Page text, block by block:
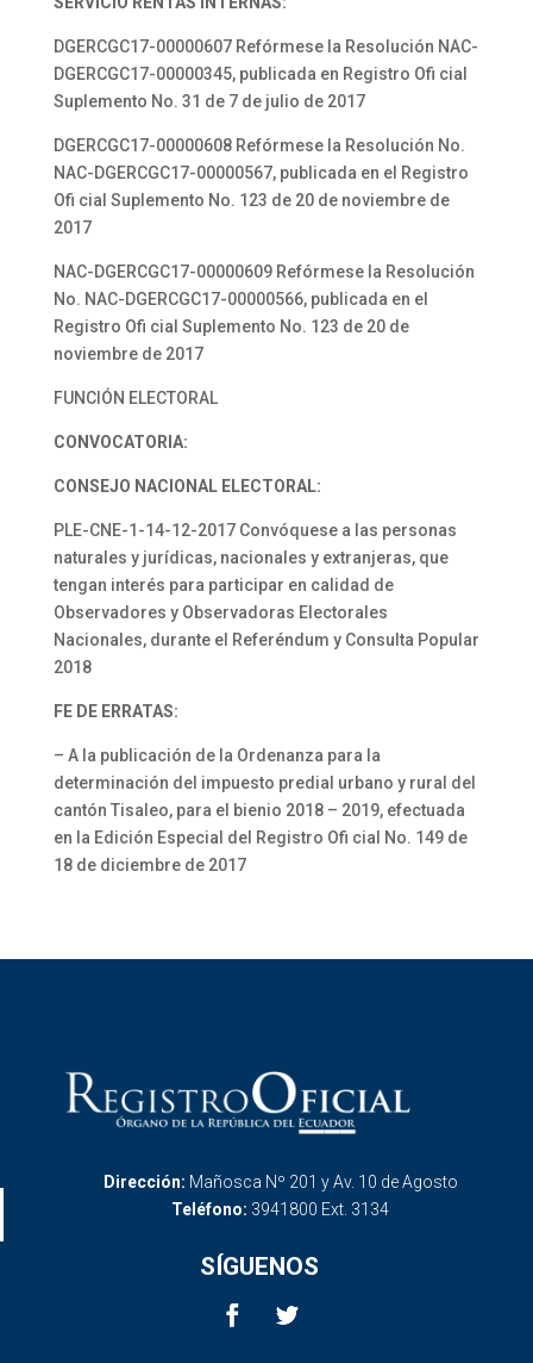
DGERCGC17-00000607 Refórmese la Resolución NAC-
DGERCGC17-00000345, publicada en Registro Ofi cial
Suplemento No. 31 de 7 de julio de 2017
DGERCGC17-00000608 Refórmese la Resolución No.
NAC-DGERCGC17-00000567, publicada en el Registro
Ofi cial Suplemento No. 123 de 20 de noviembre de
2017
NAC-DGERCGC17-00000609 Refórmese la Resolución
No. NAC-DGERCGC17-00000566, publicada en el
Registro Ofi cial Suplemento No. 123 de 20 de
noviembre de 2017
FUNCIÓN ELECTORAL
CONVOCATORIA:
CONSEJO NACIONAL ELECTORAL:
PLE-CNE-1-14-12-2017 Convóquese a las personas
naturales y jurídicas, nacionales y extranjeras, que
tengan interés para participar en calidad de
Observadores y Observadoras Electorales
Nacionales, durante el Referéndum y Consulta Popular
2018
FE DE ERRATAS:
– A la publicación de la Ordenanza para la
determinación del impuesto predial urbano y rural del
cantón Tisaleo, para el bienio 2018 – 2019, efectuada
en la Edición Especial del Registro Ofi cial No. 149 de
18 de diciembre de 2017
Dirección: Mañosca Nº 201 y Av. 10 de Agosto
Teléfono: 3941800 Ext. 3134
SÍGUENOS